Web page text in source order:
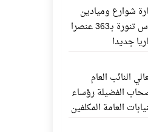
شوارع وميادين
رأس تنورة بـ363 عنصرا
جديدا
النائب العام
الفضيلة رؤساء
العامة المكلفين